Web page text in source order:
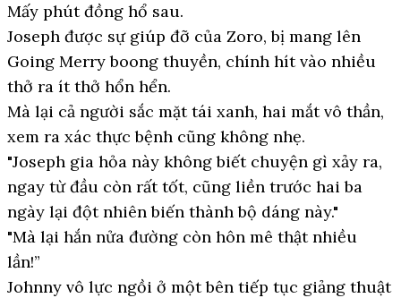
Mấy phút đồng hổ sau.
Joseph được sự giúp đỡ của Zoro, bị mang lên
Going Merry boong thuyền, chính hít vào nhiều
thở ra ít thở hổn hển.
Mà lại cả người sắc mặt tái xanh, hai mắt vô thần,
xem ra xác thực bệnh cũng không nhẹ.
"Joseph gia hỏa này không biết chuyện gì xảy ra,
ngay từ đầu còn rất tốt, cũng liền trước hai ba
ngày lại đột nhiên biến thành bộ dáng này."
"Mà lại hắn nửa đường còn hôn mê thật nhiều
lần!”
Johnny vô lực ngồi ở một bên tiếp tục giảng thuật